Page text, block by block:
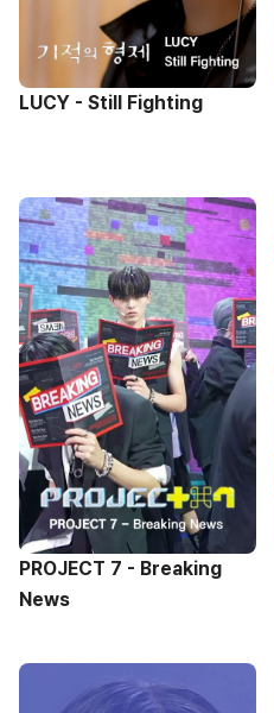
LUCY - Still Fighting
PROJECT 7 - Breaking
News